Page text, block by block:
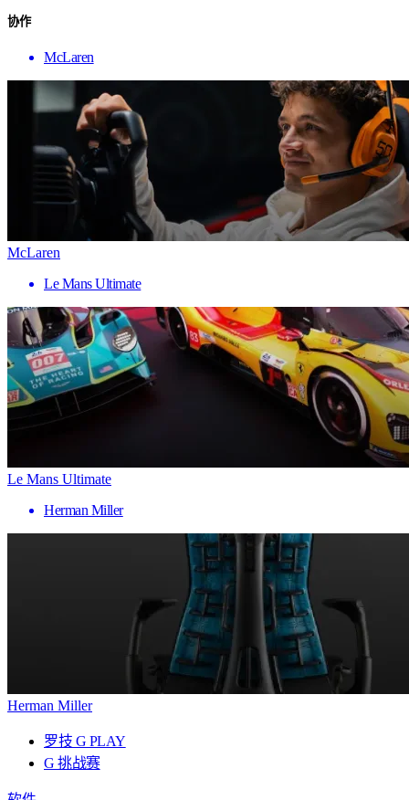
协作
McLaren
McLaren
Le Mans Ultimate
Le Mans Ultimate
Herman Miller
Herman Miller
罗技 G PLAY
G 挑战赛